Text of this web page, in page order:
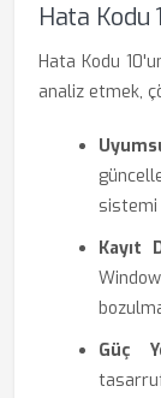
Hata
Hata Kodu
analiz etmek,
Kayıt
Güç